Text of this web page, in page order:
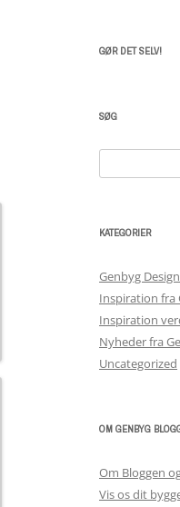
GØR DET SELV!
SØG
efter:
KATEGORIER
Genbyg Design
Inspiration fra
Inspiration
Nyheder fra
Uncategorized
OM GENBYG
Om Bloggen
Vis os dit